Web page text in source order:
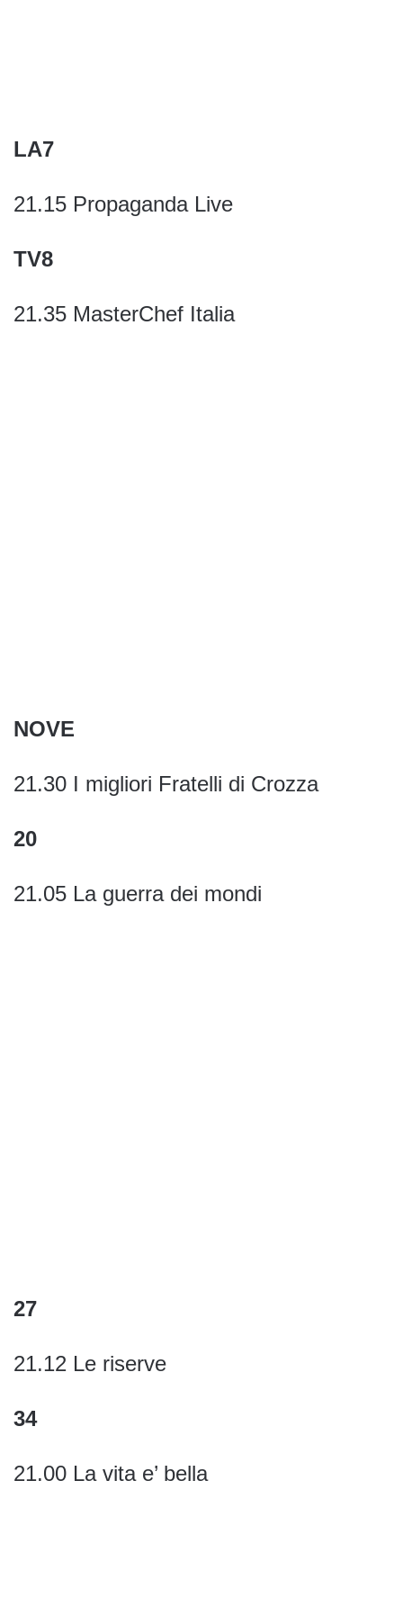
LA7
21.15 Propaganda Live
TV8
21.35 MasterChef Italia
NOVE
21.30 I migliori Fratelli di Crozza
20
21.05 La guerra dei mondi
27
21.12 Le riserve
34
21.00 La vita e’ bella